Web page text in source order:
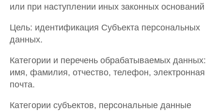
или при наступлении иных законных оснований
Цель: идентификация Субъекта персональных
данных.
Категории и перечень обрабатываемых данных:
имя, фамилия, отчество, телефон, электронная
почта.
Категории субъектов, персональные данные